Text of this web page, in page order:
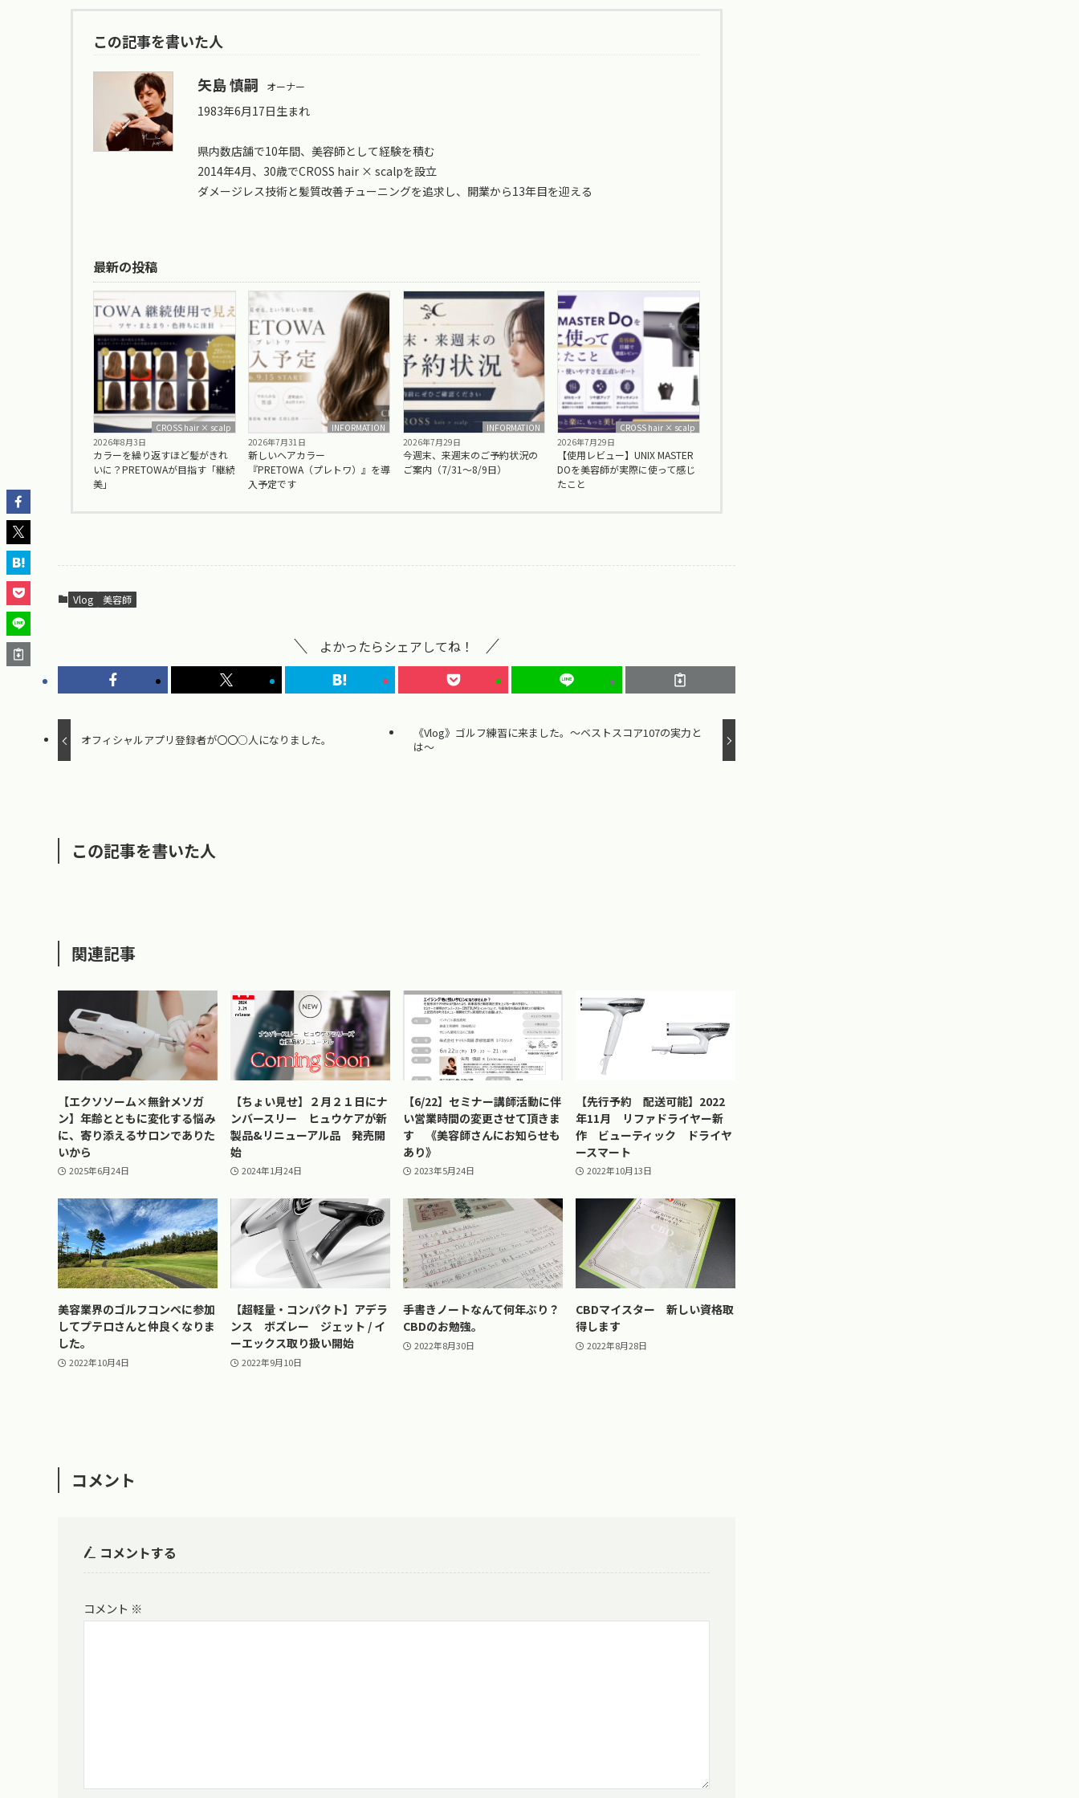
この記事を書いた人
矢島 慎嗣 オーナー
1983年6月17日生まれ
県内数店舗で10年間、美容師として経験を積む
2014年4月、30歳でCROSS hair × scalpを設立
ダメージレス技術と髪質改善チューニングを追求し、開業から13年目を迎える
最新の投稿
CROSS hair × scalp
2026年8月3日
カラーを繰り返すほど髪がきれ
いに？PRETOWAが目指す「継続
美」
INFORMATION
2026年7月31日
新しいヘアカラー
『PRETOWA（プレトワ）』を導
入予定です
INFORMATION
2026年7月29日
今週末、来週末のご予約状況の
ご案内（7/31〜8/9日）
CROSS hair × scalp
2026年7月29日
【使用レビュー】UNIX MASTER
DOを美容師が実際に使って感じ
たこと
Vlog 美容師
よかったらシェアしてね！
オフィシャルアプリ登録者が〇〇○人になりました。
《Vlog》ゴルフ練習に来ました。〜ベストスコア107の実力と
は〜
この記事を書いた人
関連記事
【エクソソーム×無針メソガ
ン】年齢とともに変化する悩み
に、寄り添えるサロンでありた
いから
2025年6月24日
【ちょい見せ】２月２１日にナ
ンバースリー ヒュウケアが新
製品&リニューアル品 発売開
始
2024年1月24日
【6/22】セミナー講師活動に伴
い営業時間の変更させて頂きま
す 《美容師さんにお知らせも
あり》
2023年5月24日
【先行予約 配送可能】2022
年11月 リファドライヤー新
作 ビューティック ドライヤ
ースマート
2022年10月13日
美容業界のゴルフコンペに参加
してプテロさんと仲良くなりま
した。
2022年10月4日
【超軽量・コンパクト】アデラ
ンス ボズレー ジェット / イ
ーエックス取り扱い開始
2022年9月10日
手書きノートなんて何年ぶり？
CBDのお勉強。
2022年8月30日
CBDマイスター 新しい資格取
得します
2022年8月28日
コメント
コメントする
コメント ※